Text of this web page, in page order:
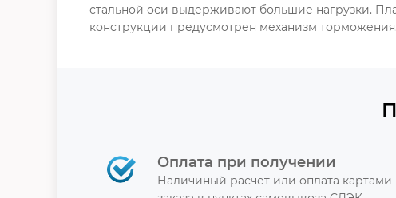
стальной оси выдерживают большие нагрузки.
конструкции предусмотрен механизм торможения.
Оплата при получении
Наличиный расчет или оплата